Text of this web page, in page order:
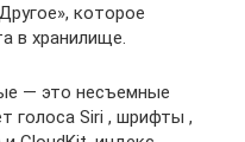
которое
в хранилище.
— это несъемные
голоса Siri , шрифты ,